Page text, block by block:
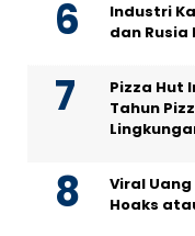
Industri
dan Rusia
Pizza Hut
Tahun
Viral Uang
Hoaks